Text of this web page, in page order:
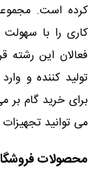
کرده است.
کاری را با سهولت
فعالان این رشته
تولید کننده و
برای خرید گام بر
می توانید
محصولات